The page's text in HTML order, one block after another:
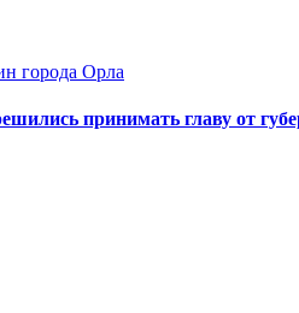
города Орла
принимать главу от